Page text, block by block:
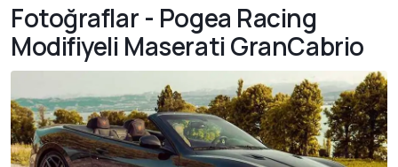
Fotoğraflar - Pogea Racing
Modifiyeli Maserati GranCabrio